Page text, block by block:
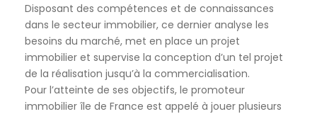
Disposant des compétences et de connaissances
dans le secteur immobilier, ce dernier analyse les
besoins du marché, met en place un projet
immobilier et supervise la conception d’un tel projet
de la réalisation jusqu’à la commercialisation.
Pour l’atteinte de ses objectifs, le promoteur
immobilier île de France est appelé à jouer plusieurs